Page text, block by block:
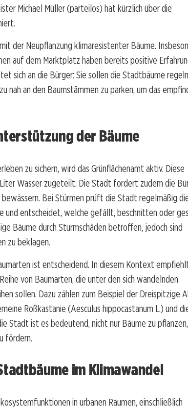
Michael Müller (parteilos) hat kürzlich über die
der Neupflanzung klimaresistenter Bäume.
auf dem Marktplatz haben bereits positive
sich an die Bürger: Sie sollen die Stadtbäume
nah an den Baumstämmen zu parken, um das
der Bäume
zu sichern, wird das Grünflächenamt aktiv. Diese
Wasser zugeteilt. Die Stadt fordert zudem die
bewässern. Bei Stürmen prüft die Stadt regelmäßig
und entscheidet, welche gefällt, beschnitten oder
Bäume durch Sturmschäden betroffen, jedoch sind
zu beklagen.
ist entscheidend. In diesem Kontext
von Baumarten, die unter den sich wandelnden
sollen. Dazu zählen zum Beispiel der Dreispitzige
Roßkastanie (Aesculus hippocastanum L.) und
Stadt ist es bedeutend, nicht nur Bäume zu pflanzen,
fördern.
im Klimawandel
in urbanen Räumen, einschließlich